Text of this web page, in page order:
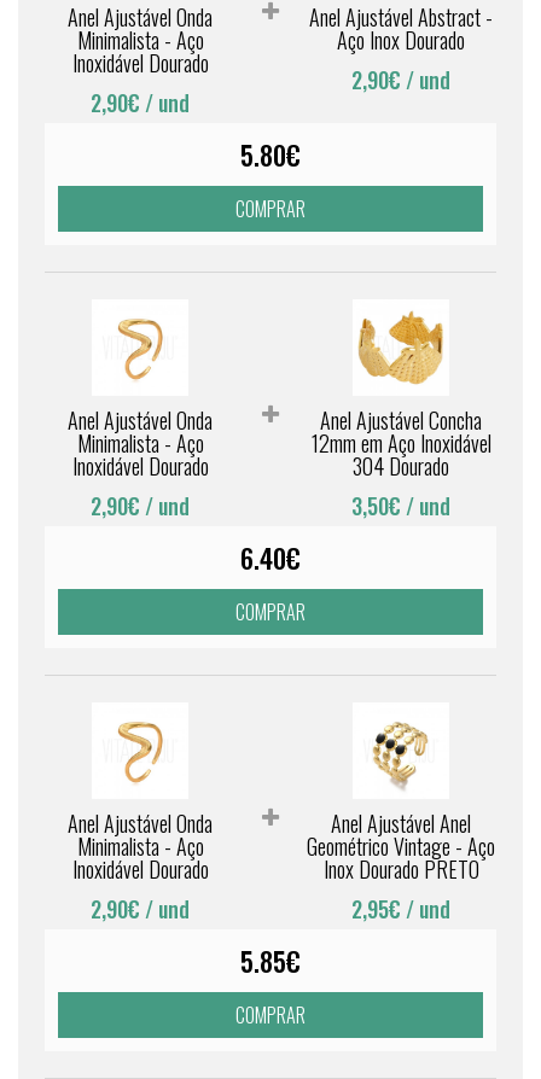
Anel Ajustável Onda
Minimalista - Aço
Inoxidável Dourado
2,90€ / und
Anel Ajustável Abstract -
Aço Inox Dourado
2,90€ / und
5.80€
COMPRAR
Anel Ajustável Onda
Minimalista - Aço
Inoxidável Dourado
2,90€ / und
Anel Ajustável Concha
12mm em Aço Inoxidável
304 Dourado
3,50€ / und
6.40€
COMPRAR
Anel Ajustável Onda
Minimalista - Aço
Inoxidável Dourado
2,90€ / und
Anel Ajustável Anel
Geométrico Vintage - Aço
Inox Dourado PRETO
2,95€ / und
5.85€
COMPRAR